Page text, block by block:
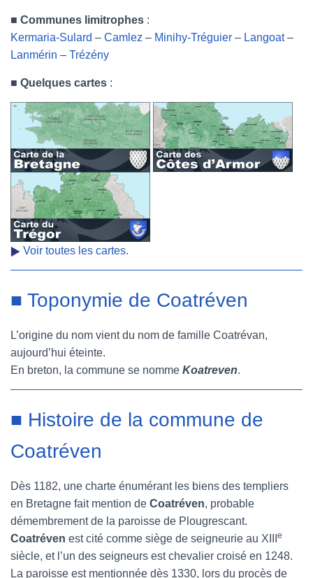
■ Communes limitrophes :
Kermaria-Sulard – Camlez – Minihy-Tréguier – Langoat–
Lanmérin – Trézény
■ Quelques cartes :
Voir toutes les cartes.
■ Toponymie de Coatréven
L’origine du nom vient du nom de famille Coatrévan,
aujourd’hui éteinte.
En breton, la commune se nomme Koatreven.
■ Histoire de la commune de
Coatréven
Dès 1182, une charte énumérant les biens des templiers
en Bretagne fait mention de Coatréven, probable
démembrement de la paroisse de Plougrescant.
Coatréven est cité comme siège de seigneurie au XIII e
siècle, et l’un des seigneurs est chevalier croisé en 1248.
La paroisse est mentionnée dès 1330, lors du procès de